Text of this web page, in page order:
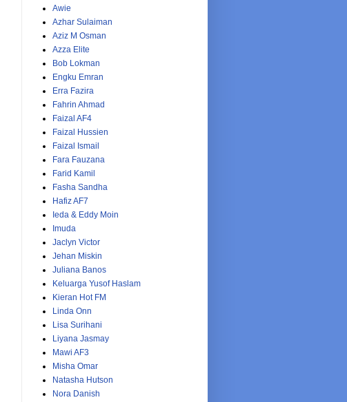
Awie
Azhar Sulaiman
Aziz M Osman
Azza Elite
Bob Lokman
Engku Emran
Erra Fazira
Fahrin Ahmad
Faizal AF4
Faizal Hussien
Faizal Ismail
Fara Fauzana
Farid Kamil
Fasha Sandha
Hafiz AF7
Ieda & Eddy Moin
Imuda
Jaclyn Victor
Jehan Miskin
Juliana Banos
Keluarga Yusof Haslam
Kieran Hot FM
Linda Onn
Lisa Surihani
Liyana Jasmay
Mawi AF3
Misha Omar
Natasha Hutson
Nora Danish